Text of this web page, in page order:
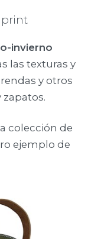
print
invierno
las texturas y
y otros
colección de
ejemplo de